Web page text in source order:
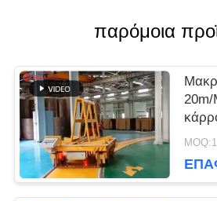
ΑΠΌΣΠΑΣΜΑ
SITEMAP
PRIVACY
παρόμοια
20m/